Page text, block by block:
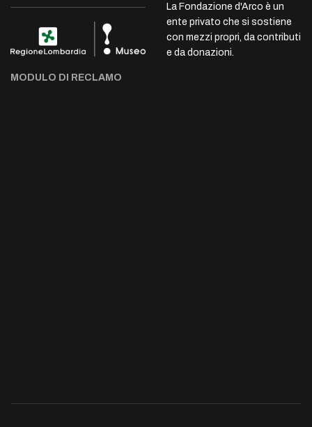
MODULO DI RECLAMO
La Fondazione d'Arco è un
ente privato che si sostiene
con mezzi propri, da contributi
e da donazioni.